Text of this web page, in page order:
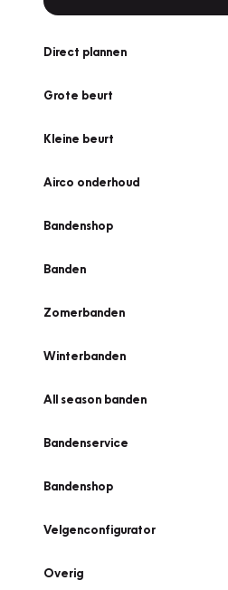
Direct plannen
Grote beurt
Kleine beurt
Airco onderhoud
Bandenshop
Banden
Zomerbanden
Winterbanden
All season banden
Bandenservice
Bandenshop
Velgenconfigurator
Overig